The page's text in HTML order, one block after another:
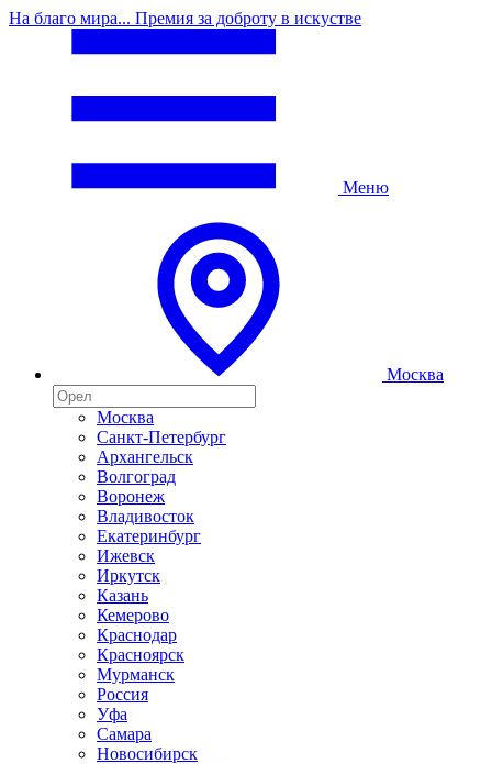
На благо мира... Премия за доброту в искустве
Меню
Москва
Москва
Санкт-Петербург
Архангельск
Волгоград
Воронеж
Владивосток
Екатеринбург
Ижевск
Иркутск
Казань
Кемерово
Краснодар
Красноярск
Мурманск
Россия
Уфа
Самара
Новосибирск